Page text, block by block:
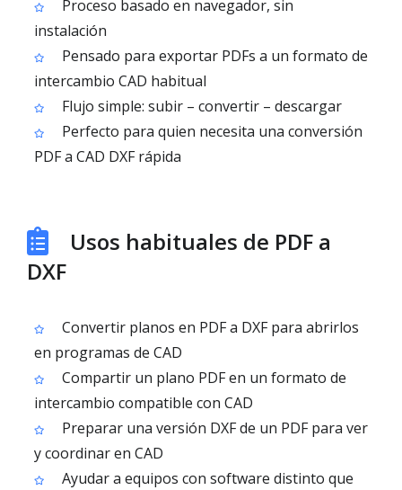
Proceso basado en navegador, sin
instalación
Pensado para exportar PDFs a un formato de
intercambio CAD habitual
Flujo simple: subir – convertir – descargar
Perfecto para quien necesita una conversión
PDF a CAD DXF rápida
Usos habituales de PDF a
DXF
Convertir planos en PDF a DXF para abrirlos
en programas de CAD
Compartir un plano PDF en un formato de
intercambio compatible con CAD
Preparar una versión DXF de un PDF para ver
y coordinar en CAD
Ayudar a equipos con software distinto que